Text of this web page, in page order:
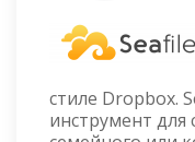
стиле Dropbox.
инструмент для